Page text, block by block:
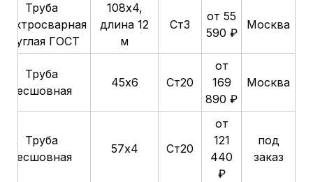
Труба
круглая ГОСТ
108х4,
длина 12
м
Ст3
от 55
590 ₽
Москва
Труба
бесшовная
45х6 Ст20
от
169
890 ₽
Москва
Труба
бесшовная
57х4 Ст20
от
121
440
₽
под
заказ